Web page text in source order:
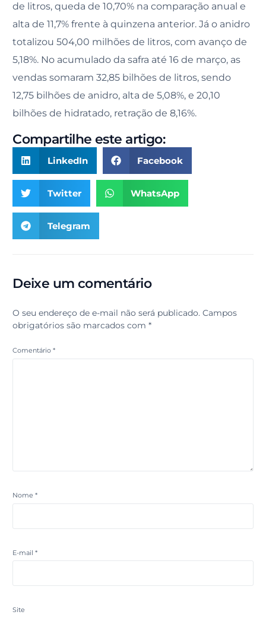
de litros, queda de 10,70% na comparação anual e
alta de 11,7% frente à quinzena anterior. Já o anidro
totalizou 504,00 milhões de litros, com avanço de
5,18%. No acumulado da safra até 16 de março, as
vendas somaram 32,85 bilhões de litros, sendo
12,75 bilhões de anidro, alta de 5,08%, e 20,10
bilhões de hidratado, retração de 8,16%.
Compartilhe este artigo:
LinkedIn Facebook
Twitter WhatsApp
Telegram
Deixe um comentário
O seu endereço de e-mail não será publicado. Campos
obrigatórios são marcados com*
Comentário*
Nome*
E-mail*
Site